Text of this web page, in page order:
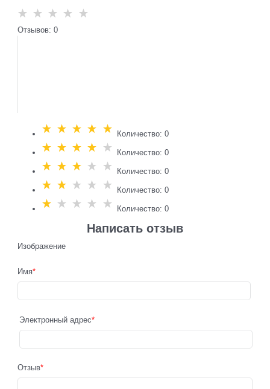
Отзывов: 0
Количество: 0
Количество: 0
Количество: 0
Количество: 0
Количество: 0
Написать отзыв
Изображение
Имя
Электронный адрес
Отзыв